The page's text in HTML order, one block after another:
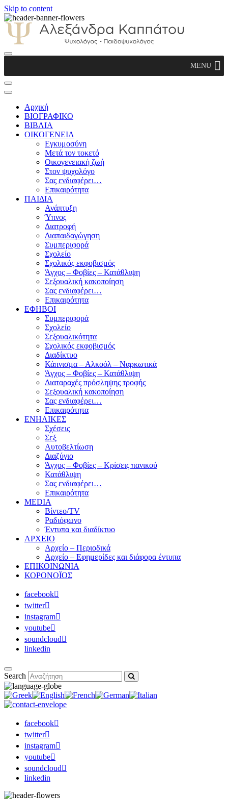
Skip to content
Παιδοψυχολόγος
MENU
Αρχική
ΒΙΟΓΡΑΦΙΚΟ
ΒΙΒΛΙΑ
ΟΙΚΟΓΕΝΕΙΑ
Εγκυμοσύνη
Μετά τον τοκετό
Οικογενειακή ζωή
Στον ψυχολόγο
Σας ενδιαφέρει…
Επικαιρότητα
ΠΑΙΔΙΑ
Ανάπτυξη
Ύπνος
Διατροφή
Διαπαιδαγώγηση
Συμπεριφορά
Σχολείο
Σχολικός εκφοβισμός
Άγχος – Φοβίες – Κατάθλιψη
Σεξουαλική κακοποίηση
Σας ενδιαφέρει…
Επικαιρότητα
ΕΦΗΒΟΙ
Συμπεριφορά
Σχολείο
Σεξουαλικότητα
Σχολικός εκφοβισμός
Διαδίκτυο
Κάπνισμα – Αλκοόλ – Ναρκωτικά
Άγχος – Φοβίες – Κατάθλιψη
Διαταραχές πρόσληψης τροφής
Σεξουαλική κακοποίηση
Σας ενδιαφέρει…
Επικαιρότητα
ΕΝΗΛΙΚΕΣ
Σχέσεις
Σεξ
Αυτοβελτίωση
Διαζύγιο
Άγχος – Φοβίες – Κρίσεις πανικού
Κατάθλιψη
Σας ενδιαφέρει…
Επικαιρότητα
MEDIA
Βίντεο/TV
Ραδιόφωνο
Έντυπα και διαδίκτυο
ΑΡΧΕΙΟ
Αρχείο – Περιοδικά
Αρχείο – Εφημερίδες και διάφορα έντυπα
ΕΠΙΚΟΙΝΩΝΙΑ
ΚΟΡΟΝΟΪΟΣ
facebook
twitter
instagram
youtube
soundcloud
linkedin
Search
facebook
twitter
instagram
youtube
soundcloud
linkedin